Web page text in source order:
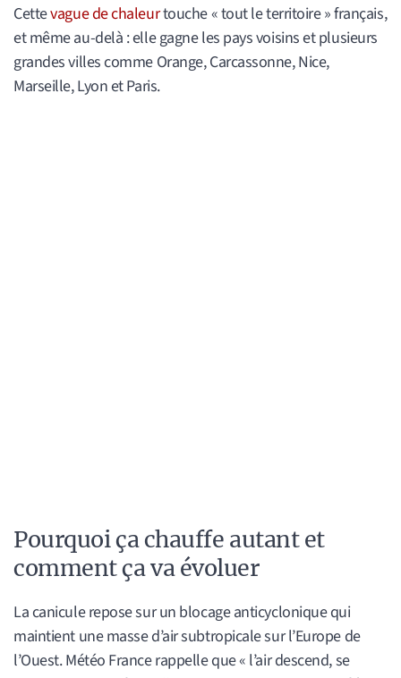
Cettevague de chaleurtouche « tout le territoire » français,
et même au-delà : elle gagne les pays voisins et plusieurs
grandes villes comme Orange, Carcassonne, Nice,
Marseille, Lyon et Paris.
Pourquoi ça chauffe autant et
comment ça va évoluer
La canicule repose sur un blocage anticyclonique qui
maintient une masse d’air subtropicale sur l’Europe de
l’Ouest. Météo France rappelle que « l’air descend, se